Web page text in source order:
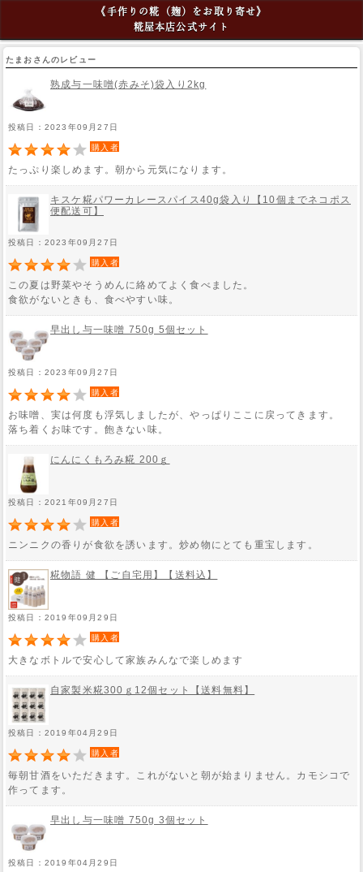
《手作りの糀（麹）をお取り寄せ》
糀屋本店公式サイト
たまおさんのレビュー
熟成与一味噌(赤みそ)袋入り2kg
投稿日：2023年09月27日
購入者
たっぷり楽しめます。朝から元気になります。
キスケ糀パワーカレースパイス40g袋入り【10個までネコポス
便配送可】
投稿日：2023年09月27日
購入者
この夏は野菜やそうめんに絡めてよく食べました。
食欲がないときも、食べやすい味。
早出し与一味噌 750g 5個セット
投稿日：2023年09月27日
購入者
お味噌、実は何度も浮気しましたが、やっぱりここに戻ってきます。
落ち着くお味です。飽きない味。
にんにくもろみ糀 200ｇ
投稿日：2021年09月27日
購入者
ニンニクの香りが食欲を誘います。炒め物にとても重宝します。
糀物語 健 【ご自宅用】【送料込】
投稿日：2019年09月29日
購入者
大きなボトルで安心して家族みんなで楽しめます
自家製米糀300ｇ12個セット【送料無料】
投稿日：2019年04月29日
購入者
毎朝甘酒をいただきます。これがないと朝が始まりません。カモシコで
作ってます。
早出し与一味噌 750g 3個セット
投稿日：2019年04月29日